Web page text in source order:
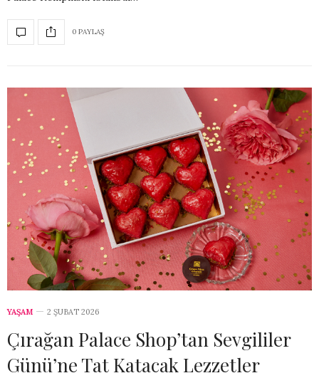
0 PAYLAŞ
YAŞAM 2 ŞUBAT 2026
Çırağan Palace Shop’tan Sevgililer
Günü’ne Tat Katacak Lezzetler